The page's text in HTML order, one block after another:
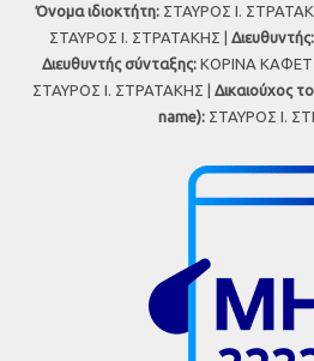
Όνομα ιδιοκτήτη: ΣΤΑΥΡΟΣ Ι.
ΣΤΑΥΡΟΣ Ι. ΣΤΡΑΤΑΚΗΣ | Διευθυντής:
Διευθυντής σύνταξης:ΚΟΡΙΝΑ
ΣΤΑΥΡΟΣ Ι. ΣΤΡΑΤΑΚΗΣ | Δικαιούχος
name):ΣΤΑΥΡΟΣ Ι.